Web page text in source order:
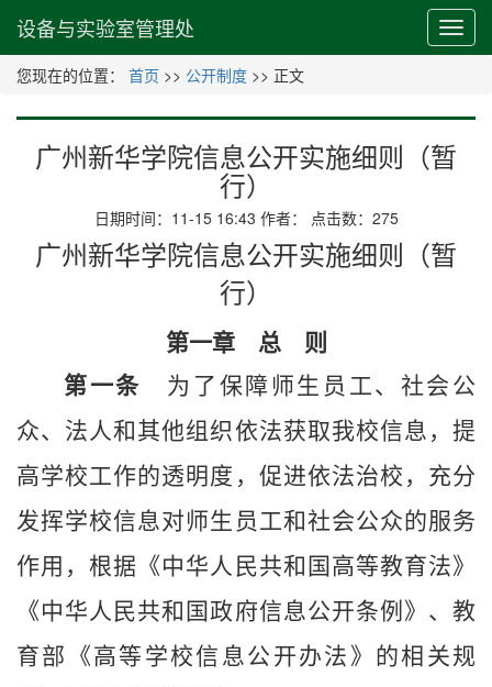
设备与实验室管理处
您现在的位置： 首页 >> 公开制度 >> 正文
广州新华学院信息公开实施细则（暂
行）
日期时间：11-15 16:43 作者： 点击数： 275
广州 新华学院信息公开实施细则
（暂
行）
第一章 总 则
第一条 为了保障师生员工、社会公
众、法人和其他组织依法获取我校信息，提
高学校工作的透明度，促进依法治校 ，充分
发挥学校信息对师生员工和社会公众的服务
作用，根据《中华人民共和国 高等教育法》
《中华人民共和国政府信息公开条例》、教
育部《高等 学校信息公开办法》的相关规